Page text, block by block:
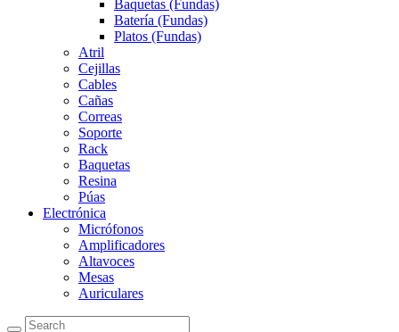
Baquetas (Fundas)
Batería (Fundas)
Platos (Fundas)
Atril
Cejillas
Cables
Cañas
Correas
Soporte
Rack
Baquetas
Resina
Púas
Electrónica
Micrófonos
Amplificadores
Altavoces
Mesas
Auriculares